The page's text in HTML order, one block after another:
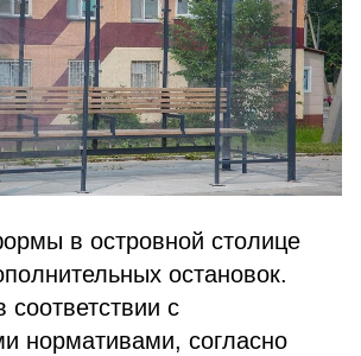
в островной столице
остановок.
с
нормативами, согласно